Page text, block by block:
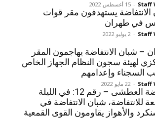
Staff
- 15 أغسطس 2022
الانتفاضة يستهدفون مقر قوات
في طهران
Staff
- 2 يوليو 2022
– شبان الانتفاضة يهاجمون المقر
لهيئة سجون النظام الجهاز الخاص
السجناء وإعدامهم
Staff
- 22 مايو 2022
انتفاضة العطشى – رقم 12: في الليلة
للانتفاضة، شبان الانتفاضة في
والأهواز يقاومون القوى القمعية